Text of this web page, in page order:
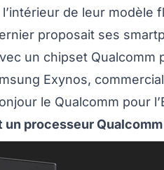
de leur modèle
proposait ses
un chipset Qualcomm
Exynos,
le Qualcomm pour
processeur